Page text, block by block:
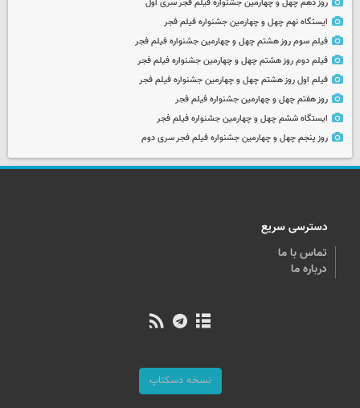
روز دهم چهل و چهارمین جشنواره فیلم فجر سری اول
ایستگاه نهم چهل و چهارمین جشنواره فیلم فجر
فیلم سوم روز هشتم چهل و چهارمین جشنواره فیلم فجر
فیلم دوم روز هشتم چهل و چهارمین جشنواره فیلم فجر
فیلم اول روز هشتم چهل و چهارمین جشنواره فیلم فجر
روز هفتم چهل و چهارمین جشنواره فیلم فجر
ایستگاه ششم چهل و چهارمین جشنواره فیلم فجر
روز پنجم چهل و چهارمین جشنواره فیلم فجر سری دوم
دسترسی سریع
تماس با ما
درباره ما
نسخه دسکتاپ